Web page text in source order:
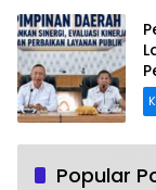
Popular